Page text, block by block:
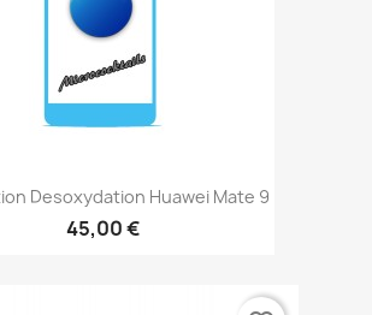
Desoxydation Huawei Mate 9
45,00 €